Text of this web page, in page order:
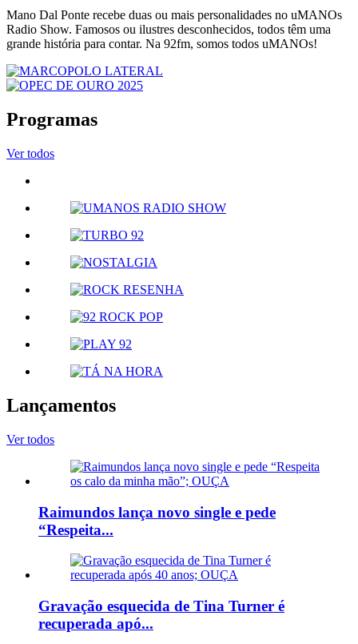
Mano Dal Ponte recebe duas ou mais personalidades no uMANOs
Radio Show. Famosos ou ilustres desconhecidos, todos têm uma
grande história para contar. Na 92fm, somos todos uMANOs!
Programas
Ver todos
Lançamentos
Ver todos
Raimundos lança novo single e pede
“Respeita...
Gravação esquecida de Tina Turner é
recuperada apó...